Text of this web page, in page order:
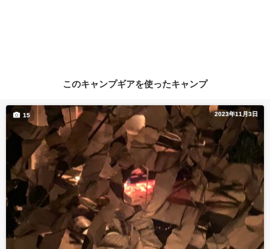
このキャンプギアを使ったキャンプ
2023年11月3日
15